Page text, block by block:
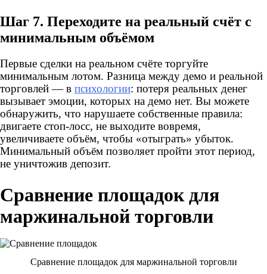
Шаг 7. Переходите на реальный счёт с
минимальным объёмом
Первые сделки на реальном счёте торгуйте
минимальным лотом. Разница между демо и реальной
торговлей — в психологии: потеря реальных денег
вызывает эмоции, которых на демо нет. Вы можете
обнаружить, что нарушаете собственные правила:
двигаете стоп-лосс, не выходите вовремя,
увеличиваете объём, чтобы «отыграть» убыток.
Минимальный объём позволяет пройти этот период,
не уничтожив депозит.
Сравнение площадок для
маржинальной торговли
Сравнение площадок для маржинальной торговли